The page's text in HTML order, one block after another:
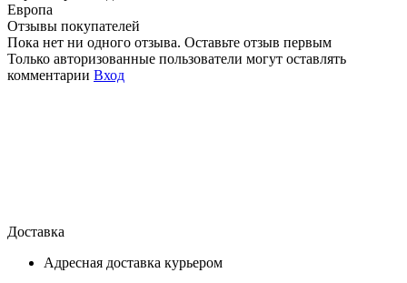
Европа
Отзывы покупателей
Пока нет ни одного отзыва. Оставьте отзыв первым
Только авторизованные пользователи могут оставлять
комментарии Вход
Доставка
Адресная доставка курьером